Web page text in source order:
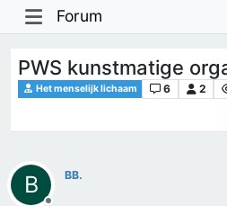
Forum
PWS kunstmatige
Het menselijk lichaam 6 2
B BB.